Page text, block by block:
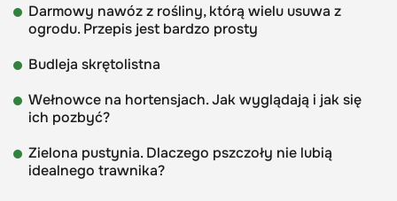
Darmowy nawóz z rośliny, którą wielu usuwa z
ogrodu. Przepis jest bardzo prosty
Budleja skrętolistna
Wełnowce na hortensjach. Jak wyglądają i jak się
ich pozbyć?
Zielona pustynia. Dlaczego pszczoły nie lubią
idealnego trawnika?